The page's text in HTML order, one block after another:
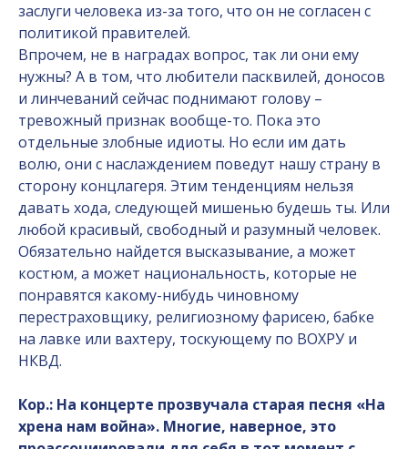
заслуги человека из-за того, что он не согласен с
политикой правителей.
Впрочем, не в наградах вопрос, так ли они ему
нужны? А в том, что любители пасквилей, доносов
и линчеваний сейчас поднимают голову –
тревожный признак вообще-то. Пока это
отдельные злобные идиоты. Но если им дать
волю, они с наслаждением поведут нашу страну в
сторону концлагеря. Этим тенденциям нельзя
давать хода, следующей мишенью будешь ты. Или
любой красивый, свободный и разумный человек.
Обязательно найдется высказывание, а может
костюм, а может национальность, которые не
понравятся какому-нибудь чиновному
перестраховщику, религиозному фарисею, бабке
на лавке или вахтеру, тоскующему по ВОХРУ и
НКВД.
Кор.: На концерте прозвучала старая песня «На
хрена нам война». Многие, наверное, это